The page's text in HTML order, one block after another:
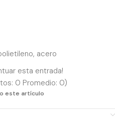
acero
esta entrada!
0 Promedio: 0)
este artículo